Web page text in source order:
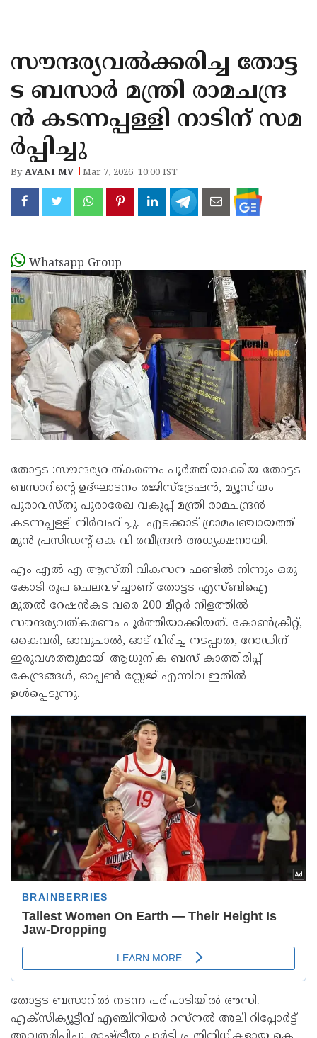
KANNUR
KASARAGOD
സൗന്ദര്യവല്‍ക്കരിച്ച തോട്ട
ട ബസാര്‍ മന്ത്രി രാമചന്ദ്ര
ൻ കടന്നപ്പള്ളി നാടിന് സമ
ർപ്പിച്ചു
ByAVANI MV Mar 7, 2026, 10:00 IST
Whatsapp Group
തോട്ടട :സൗന്ദര്യവത്കരണം പൂര്‍ത്തിയാക്കിയ തോട്ടട
ബസാറിന്റെ ഉദ്ഘാടനം രജിസ്ട്രേഷന്‍, മ്യൂസിയം
പുരാവസ്തു പുരാരേഖ വകുപ്പ് മന്ത്രി രാമചന്ദ്രന്‍
കടന്നപ്പള്ളി നിര്‍വഹിച്ചു. എടക്കാട് ഗ്രാമപഞ്ചായത്ത്
മുൻ പ്രസിഡന്റ്‌ കെ വി രവീന്ദ്രൻ അധ്യക്ഷനായി.
എം എൽ എ ആസ്തി വികസന ഫണ്ടില്‍ നിന്നും ഒരു
കോടി രൂപ ചെലവഴിച്ചാണ് തോട്ടട എസ്ബിഐ
മുതല്‍ റേഷന്‍കട വരെ 200 മീറ്റര്‍ നീളത്തില്‍
സൗന്ദര്യവത്കരണം പൂര്‍ത്തിയാക്കിയത്. കോണ്‍ക്രീറ്റ്,
കൈവരി, ഓവുചാല്‍, ഓട് വിരിച്ച നടപ്പാത, റോഡിന്
ഇരുവശത്തുമായി ആധുനിക ബസ് കാത്തിരിപ്പ്
കേന്ദ്രങ്ങള്‍, ഓപ്പണ്‍ സ്റ്റേജ് എന്നിവ ഇതില്‍
ഉള്‍പ്പെടുന്നു.
തോട്ടട ബസാറിൽ നടന്ന പരിപാടിയിൽ അസി.
എക്‌സിക്യൂട്ടീവ് എഞ്ചിനീയർ റസ്‌നൽ അലി റിപ്പോർട്ട്